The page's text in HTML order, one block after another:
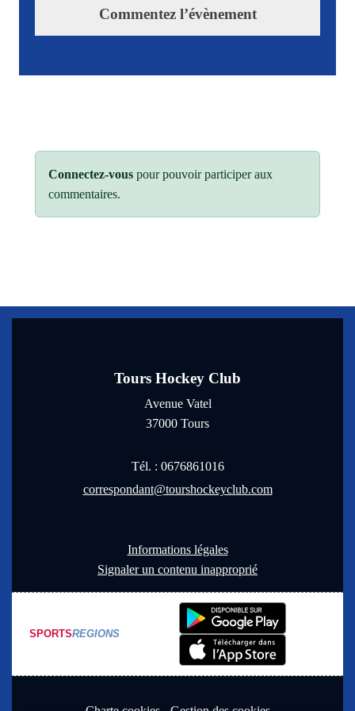
Commentez l’évènement
Connectez-vous pour pouvoir participer aux
commentaires.
Tours Hockey Club
Avenue Vatel
37000 Tours
Tél. : 0676861016
correspondant@tourshockeyclub.com
Informations légales
Signaler un contenu inapproprié
SPORTSREGIONS